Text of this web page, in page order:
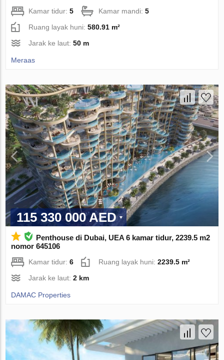
Kamar tidur:5 Kamar mandi:5
Ruang layak huni:580.91 m²
Jarak ke laut:50 m
Meraas
115 330 000 AED
Penthouse di Dubai, UEA 6 kamar tidur, 2239.5 m2
nomor 645106
Kamar tidur:6 Ruang layak huni:2239.5 m²
Jarak ke laut:2 km
DAMAC Properties